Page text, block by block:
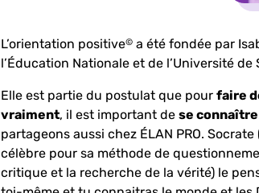
L’orientation positive© a été fondée par
l’Éducation Nationale et de l’Université de
Elle est partie du postulat que pourfaire
vraiment, il est important dese connaître
partageons aussi chez ÉLAN PRO.
célèbre pour sa méthode de
critique et la recherche de la vérité) le